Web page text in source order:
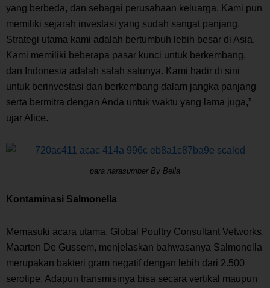
yang berbeda, dan sebagai perusahaan keluarga. Kami pun
memiliki sejarah investasi yang sudah sangat panjang.
Strategi utama kami adalah bertumbuh lebih besar di Asia.
Kami memiliki beberapa pasar kunci untuk berkembang,
dan Indonesia adalah salah satunya. Kami hadir di sini
untuk berinvestasi dan berkembang dalam jangka panjang
serta bermitra dengan Anda untuk waktu yang lama juga,”
ujar Alice.
para narasumber By Bella
Kontaminasi Salmonella
Memasuki acara utama, Global Poultry Consultant Vetworks,
Maarten De Gussem, menjelaskan bahwasanya Salmonella
merupakan bakteri gram negatif dengan lebih dari 2.500
serotipe. Adapun transmisinya bisa secara vertikal maupun